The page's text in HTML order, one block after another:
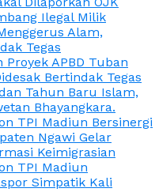
Ilegal Milik
Alam,
Tegas
Proyek APBD Tuban
Bertindak Tegas
Tahun Baru Islam,
Bhayangkara.
TPI Madiun Bersinergi
Ngawi Gelar
Keimigrasian
TPI Madiun
Simpatik Kali